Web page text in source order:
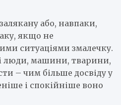
або, навпаки,
якщо не
ситуаціями змалечку.
люди, машини, тварини,
– чим більше досвіду у
і спокійніше воно